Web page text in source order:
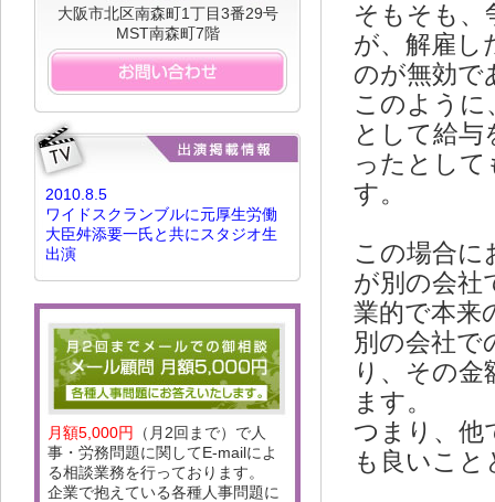
大阪市北区南森町1丁目3番29号
MST南森町7階
2010.8.5
ワイドスクランブルに元厚生労働
大臣舛添要一氏と共にスタジオ生
出演
月額5,000円
（月2回まで）で人
事・労務問題に関してE-mailによ
る相談業務を行っております。
企業で抱えている各種人事問題に
そもそも、
が、解雇し
のが無効で
このように
として給与
ったとし
す。
この場合に
が別の会社
業的で本来
別の会社で
り、その
ます。
つまり、他
も良いこ